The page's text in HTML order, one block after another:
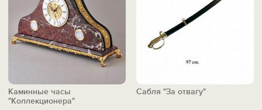
Каминные часы
"Коллекционера"
Сабля "За отвагу"